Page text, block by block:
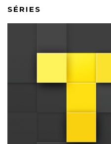
SÉRIES